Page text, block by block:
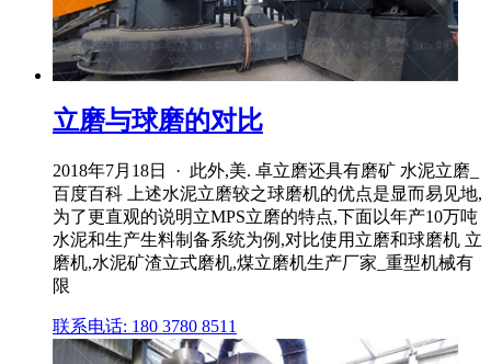
立磨与球磨的对比
2018年7月18日 · 此外,美. 卓立磨还具有磨矿 水泥立磨_
百度百科 上述水泥立磨较之球磨机的优点是显而易见地,
为了更直观的说明立MPS立磨的特点,下面以年产10万吨
水泥和生产生料制备系统为例,对比使用立磨和球磨机 立
磨机,水泥矿渣立式磨机,煤立磨机生产厂家_重型机械有
限
联系电话: 180 3780 8511